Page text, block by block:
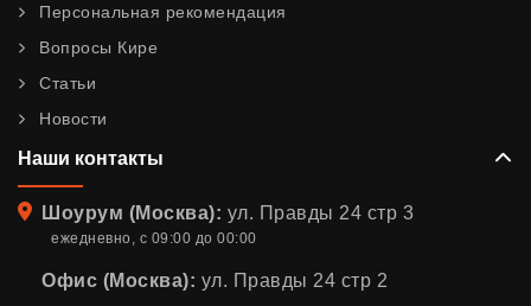
Персональная рекомендация
Вопросы Кире
Статьи
Новости
Наши контакты
Адрес
Шоурум (Москва): ул. Правды 24 стр 3
ежедневно, с 09:00 до 00:00
Офис (Москва): ул. Правды 24 стр 2